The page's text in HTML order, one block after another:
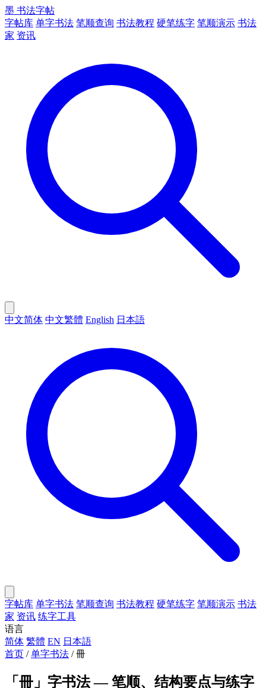
墨 书法字帖
字帖库 单字书法 笔顺查询 书法教程 硬笔练字 笔顺演示 书法
家 资讯
中文简体 中文繁體 English 日本語
字帖库 单字书法 笔顺查询 书法教程 硬笔练字 笔顺演示 书法
家 资讯 练字工具
语言
简体 繁體 EN 日本語
首页 / 单字书法 / 冊
「冊」字书法 — 笔顺、结构要点与练字